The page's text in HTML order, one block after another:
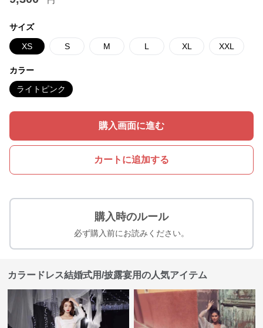
サイズ
XS S M L XL XXL
カラー
ライトピンク
購入画面に進む
カートに追加する
購入時のルール
必ず購入前にお読みください。
カラードレス結婚式用/披露宴用の人気アイテム